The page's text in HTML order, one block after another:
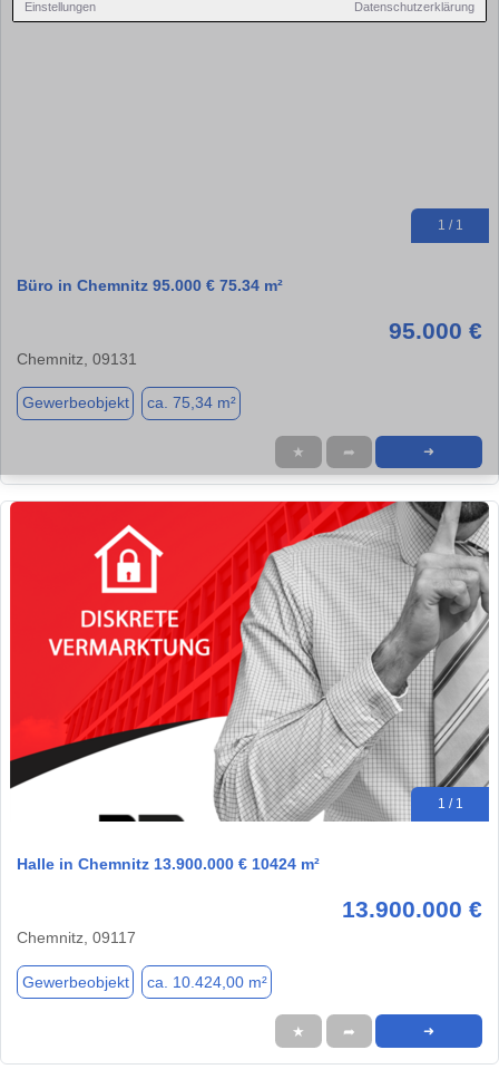
Einstellungen Datenschutzerklärung
1 / 1
Büro in Chemnitz 95.000 € 75.34 m²
95.000 €
Chemnitz, 09131
Gewerbeobjekt ca. 75,34 m²
★ ➦ ➜
1 / 1
Halle in Chemnitz 13.900.000 € 10424 m²
13.900.000 €
Chemnitz, 09117
Gewerbeobjekt ca. 10.424,00 m²
★ ➦ ➜